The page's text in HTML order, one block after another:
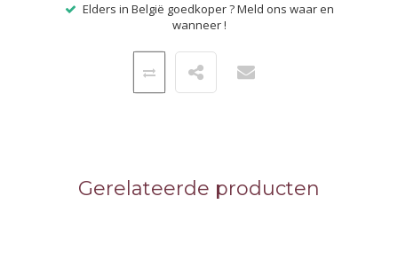
Elders in België goedkoper ? Meld ons waar en
wanneer !
Gerelateerde producten